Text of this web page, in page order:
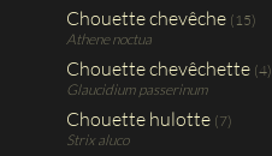
Chouette chevêche (15)
Athene noctua
Chouette chevêchette (4)
Glaucidium passerinum
Chouette hulotte (7)
Strix aluco